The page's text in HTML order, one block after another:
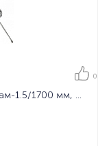
0
Трос для гальм Baradine BI-M-SG-02 діам-1.5/1700 мм, оцинковка (Універсальний МТБ)